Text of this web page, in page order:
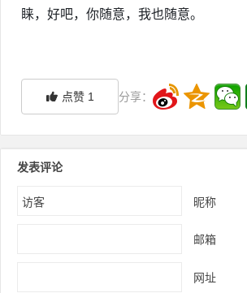
睐，好吧，你随意，我也随意。
点赞 1 分享：
发表评论
昵称
邮箱
网址